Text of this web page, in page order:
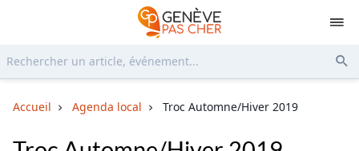
Accueil Agenda local Troc Automne/Hiver 2019